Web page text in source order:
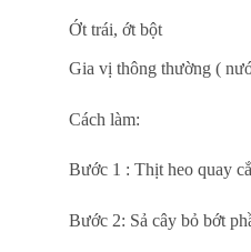
Ớt trái, ớt bột
Gia vị thông thường (
Cách làm:
Bước 1 : Thịt heo quay
Bước 2: Sả cây bỏ bớt